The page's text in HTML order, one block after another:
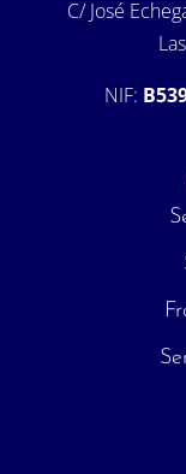
C/ José
NIF: